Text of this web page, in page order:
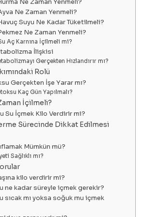
Ne Zaman Yenmeli?
Ne Zaman Yenmeli?
Suyu Ne Kadar Tüketilmeli?
Ne Zaman Yenmeli?
Aç Karnına İçilmeli mi?
İlişkisi
Gerçekten Hızlandırır mı?
Rolü
Gerçekten İşe Yarar mı?
Kaç Gün Yapılmalı?
İçilmeli?
Su İçmek Kilo Verdirir mi?
Sürecinde Dikkat Edilmesi
Mümkün mü?
Sağlıklı mı?
kilo verdirir mi?
ne kadar süreyle içmek gerekir?
sıcak mı yoksa soğuk mu içmek